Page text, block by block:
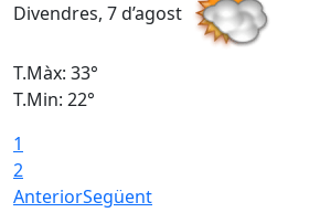
Divendres, 7 d’agost
T.Màx: 33°
T.Min: 22°
1
2
AnteriorSegüent